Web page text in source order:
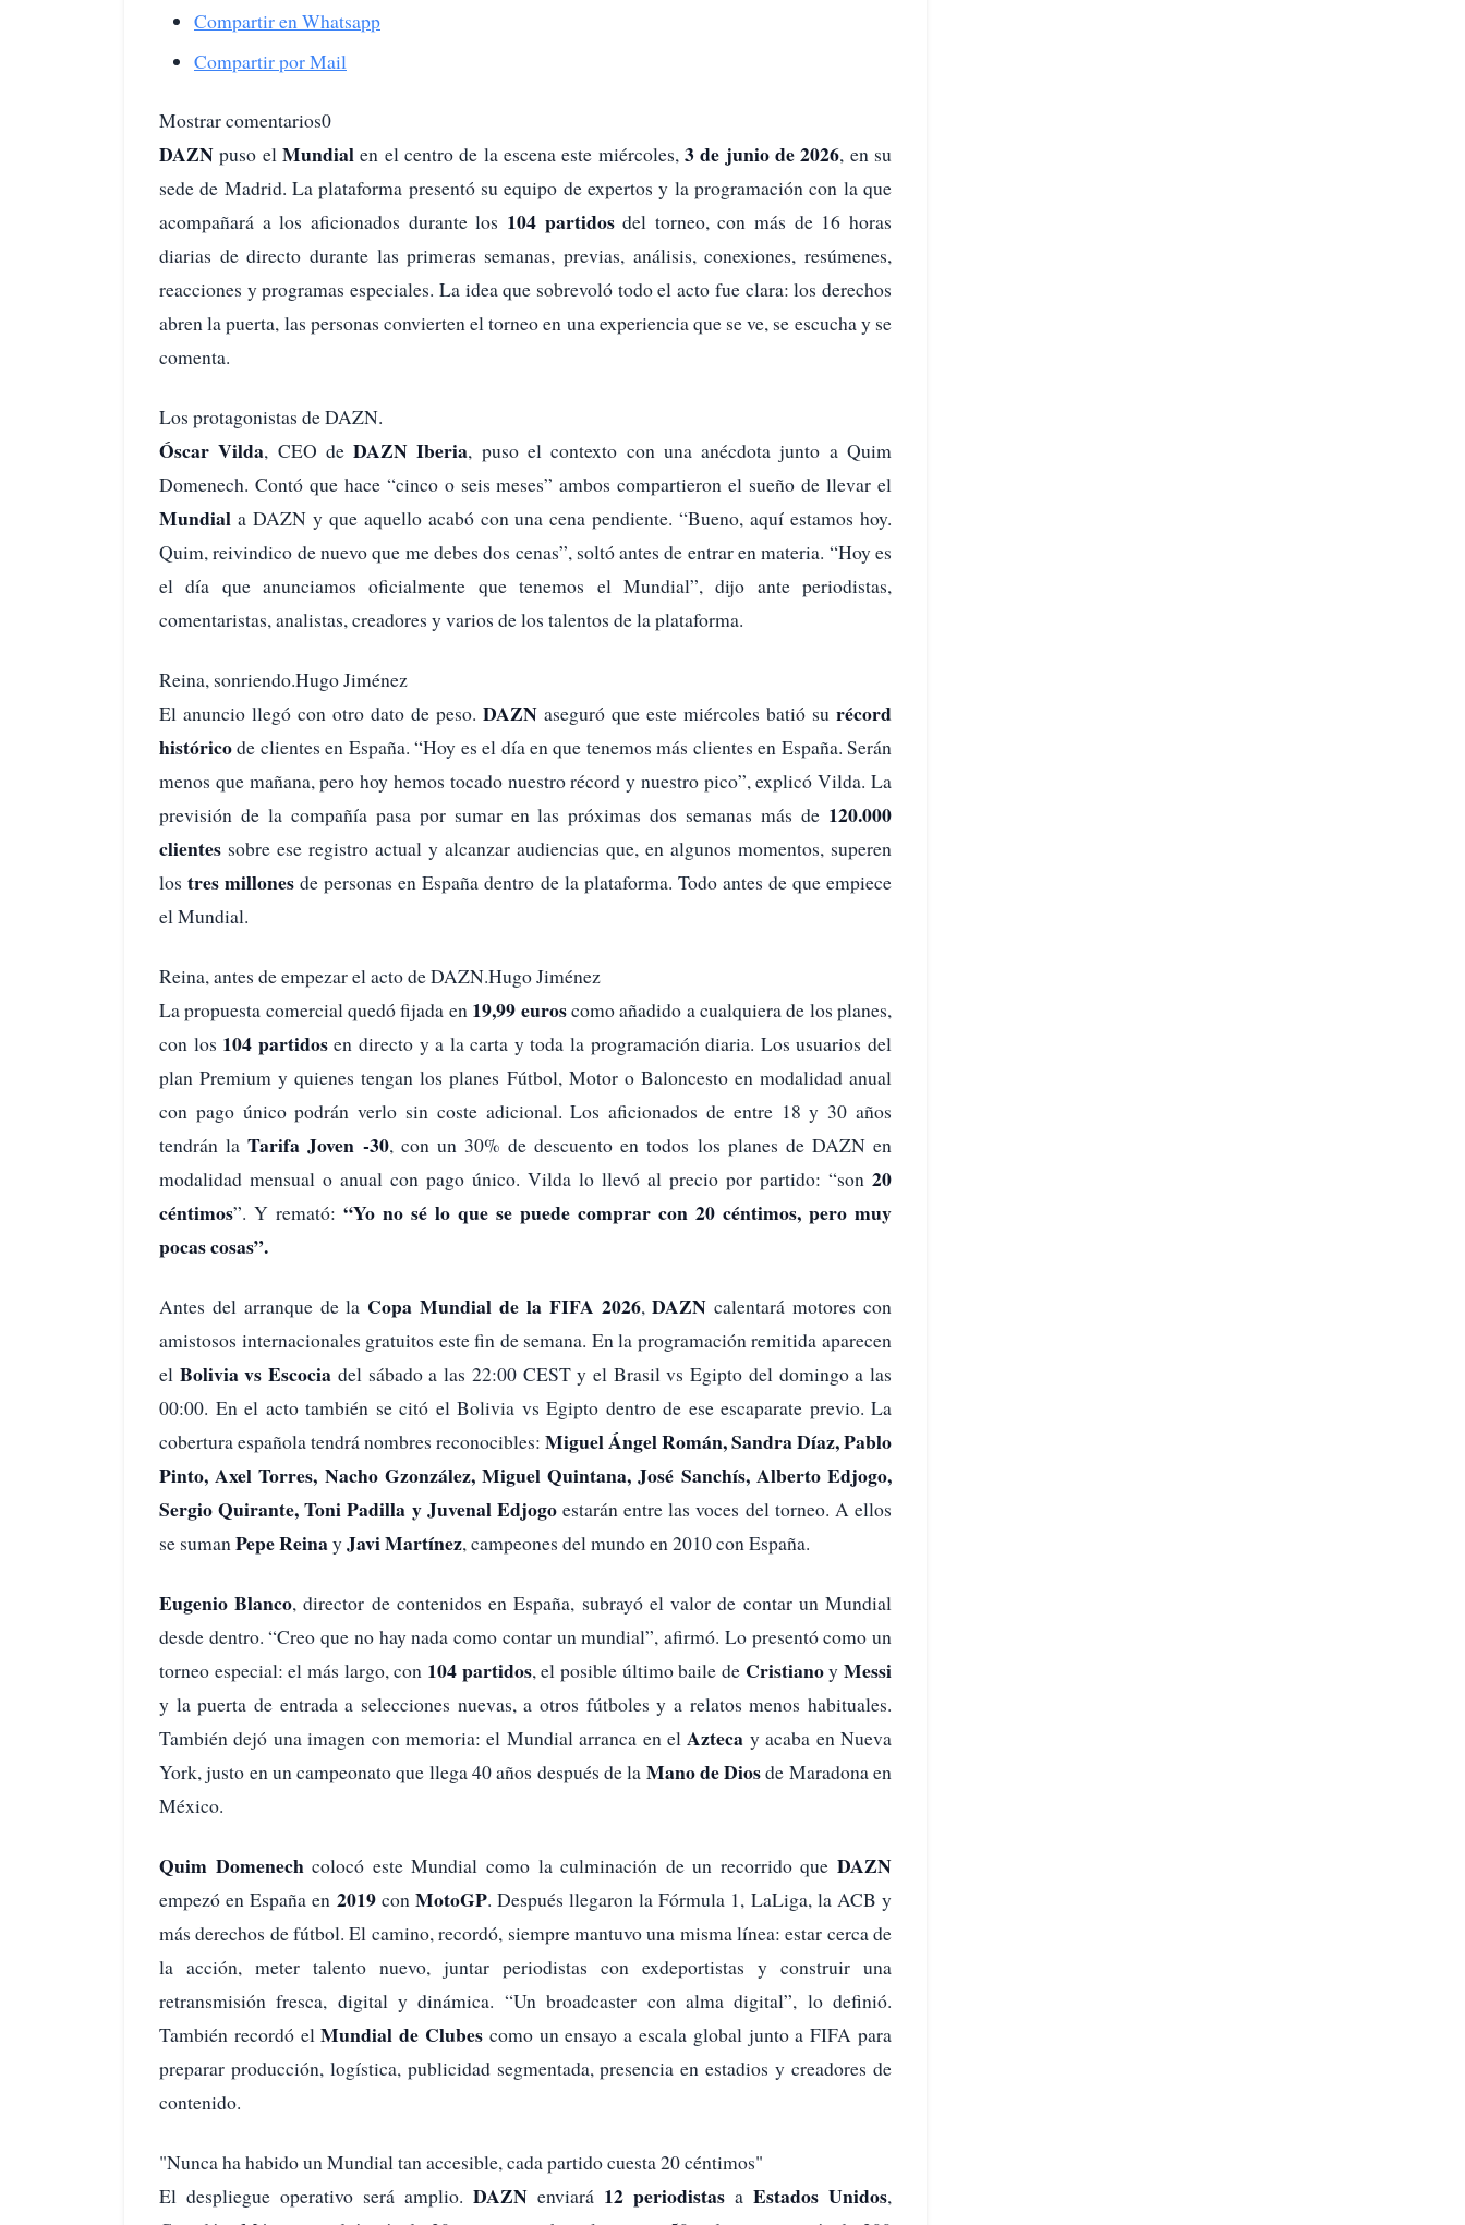
Compartir en Whatsapp
Compartir por Mail
Mostrar comentarios0
DAZN puso el Mundial en el centro de la escena este miércoles, 3 de junio de 2026, en su
sede de Madrid. La plataforma presentó su equipo de expertos y la programación con la que
acompañará a los aficionados durante los 104 partidosdel torneo, con más de 16 horas
diarias de directo durante las primeras semanas, previas, análisis, conexiones, resúmenes,
reacciones y programas especiales. La idea que sobrevoló todo el acto fue clara: los derechos
abren la puerta, las personas convierten el torneo en una experiencia que se ve, se escucha y se
comenta.
Los protagonistas de DAZN.
Óscar Vilda, CEO deDAZN Iberia, puso el contexto con una anécdota junto a Quim
Domenech. Contó que hace “cinco o seis meses” ambos compartieron el sueño de llevar el
Mundial a DAZN y que aquello acabó con una cena pendiente. “Bueno, aquí estamos hoy.
Quim, reivindico de nuevo que me debes dos cenas”, soltó antes de entrar en materia. “Hoy es
el día que anunciamos oficialmente que tenemos el Mundial”, dijo ante periodistas,
comentaristas, analistas, creadores y varios de los talentos de la plataforma.
Reina, sonriendo.Hugo Jiménez
El anuncio llegó con otro dato de peso. DAZN aseguró que este miércoles batió su récord
históricode clientes en España. “Hoy es el día en que tenemos más clientes en España. Serán
menos que mañana, pero hoy hemos tocado nuestro récord y nuestro pico”, explicó Vilda. La
previsión de la compañía pasa por sumar en las próximas dos semanas más de 120.000
clientes sobre ese registro actual y alcanzar audiencias que, en algunos momentos, superen
lostres millones de personas en España dentro de la plataforma. Todo antes de que empiece
el Mundial.
Reina, antes de empezar el acto de DAZN.Hugo Jiménez
La propuesta comercial quedó fijada en 19,99 euroscomo añadido a cualquiera de los planes,
con los 104 partidosen directo y a la carta y toda la programación diaria. Los usuarios del
plan Premium y quienes tengan los planes Fútbol, Motor o Baloncesto en modalidad anual
con pago único podrán verlo sin coste adicional. Los aficionados de entre 18 y 30 años
tendrán laTarifa Joven -30, con un 30% de descuento en todos los planes de DAZN en
modalidad mensual o anual con pago único. Vilda lo llevó al precio por partido: “son 20
céntimos”. Y remató: “Yo no sé lo que se puede comprar con 20 céntimos, pero muy
pocas cosas”.
Antes del arranque de la Copa Mundial de la FIFA 2026,DAZN calentará motores con
amistosos internacionales gratuitos este fin de semana. En la programación remitida aparecen
el Bolivia vs Escocia del sábado a las 22:00 CEST y el Brasil vs Egipto del domingo a las
00:00. En el acto también se citó el Bolivia vs Egipto dentro de ese escaparate previo. La
cobertura española tendrá nombres reconocibles: Miguel Ángel Román, Sandra Díaz, Pablo
Pinto, Axel Torres, Nacho Gzonzález, Miguel Quintana, José Sanchís, Alberto Edjogo,
Sergio Quirante, Toni Padilla y Juvenal Edjogoestarán entre las voces del torneo. A ellos
se suman Pepe ReinayJavi Martínez, campeones del mundo en 2010 con España.
Eugenio Blanco, director de contenidos en España, subrayó el valor de contar un Mundial
desde dentro. “Creo que no hay nada como contar un mundial”, afirmó. Lo presentó como un
torneo especial: el más largo, con 104 partidos, el posible último baile de CristianoyMessi
y la puerta de entrada a selecciones nuevas, a otros fútboles y a relatos menos habituales.
También dejó una imagen con memoria: el Mundial arranca en el Azteca y acaba en Nueva
York, justo en un campeonato que llega 40 años después de la Mano de Diosde Maradona en
México.
Quim Domenech colocó este Mundial como la culminación de un recorrido queDAZN
empezó en España en 2019con MotoGP. Después llegaron la Fórmula 1, LaLiga, la ACB y
más derechos de fútbol. El camino, recordó, siempre mantuvo una misma línea: estar cerca de
la acción, meter talento nuevo, juntar periodistas con exdeportistas y construir una
retransmisión fresca, digital y dinámica. “Un broadcaster con alma digital”, lo definió.
También recordó elMundial de Clubes como un ensayo a escala global junto a FIFA para
preparar producción, logística, publicidad segmentada, presencia en estadios y creadores de
contenido.
"Nunca ha habido un Mundial tan accesible, cada partido cuesta 20 céntimos"
El despliegue operativo será amplio. DAZN enviará 12 periodistas a Estados Unidos,